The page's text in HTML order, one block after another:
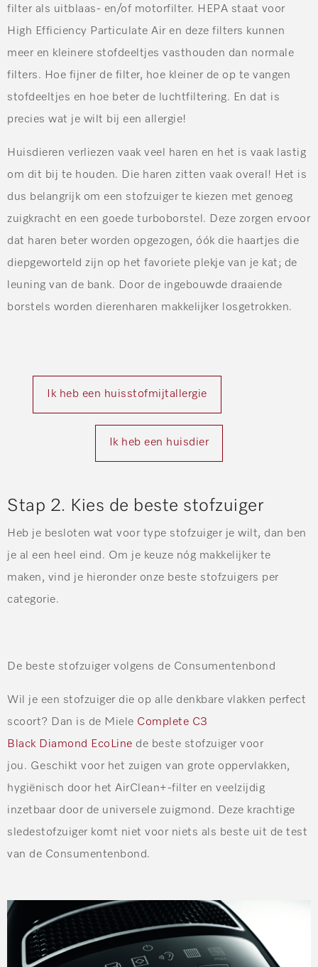
filter als uitblaas- en/of motorfilter. HEPA staat voor
High Efficiency Particulate Air en deze filters kunnen
meer en kleinere stofdeeltjes vasthouden dan normale
filters. Hoe fijner de filter, hoe kleiner de op te vangen
stofdeeltjes en hoe beter de luchtfiltering. En dat is
precies wat je wilt bij een allergie!
Huisdieren verliezen vaak veel haren en het is vaak lastig
om dit bij te houden. Die haren zitten vaak overal! Het is
dus belangrijk om een stofzuiger te kiezen met genoeg
zuigkracht en een goede turboborstel. Deze zorgen ervoor
dat haren beter worden opgezogen, óók die haartjes die
diepgeworteld zijn op het favoriete plekje van je kat; de
leuning van de bank. Door de ingebouwde draaiende
borstels worden dierenharen makkelijker losgetrokken.
Ik heb een huisstofmijtallergie
Ik heb een huisdier
Stap 2. Kies de beste stofzuiger
Heb je besloten wat voor type stofzuiger je wilt, dan ben
je al een heel eind. Om je keuze nóg makkelijker te
maken, vind je hieronder onze beste stofzuigers per
categorie.
De beste stofzuiger volgens de Consumentenbond
Wil je een stofzuiger die op alle denkbare vlakken perfect
scoort? Dan is de Miele Complete C3
Black Diamond EcoLine de beste stofzuiger voor
jou. Geschikt voor het zuigen van grote oppervlakken,
hygiënisch door het AirClean+-filter en veelzijdig
inzetbaar door de universele zuigmond. Deze krachtige
sledestofzuiger komt niet voor niets als beste uit de test
van de Consumentenbond.